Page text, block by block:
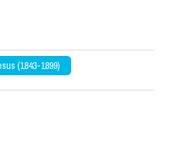
(1843-1899)